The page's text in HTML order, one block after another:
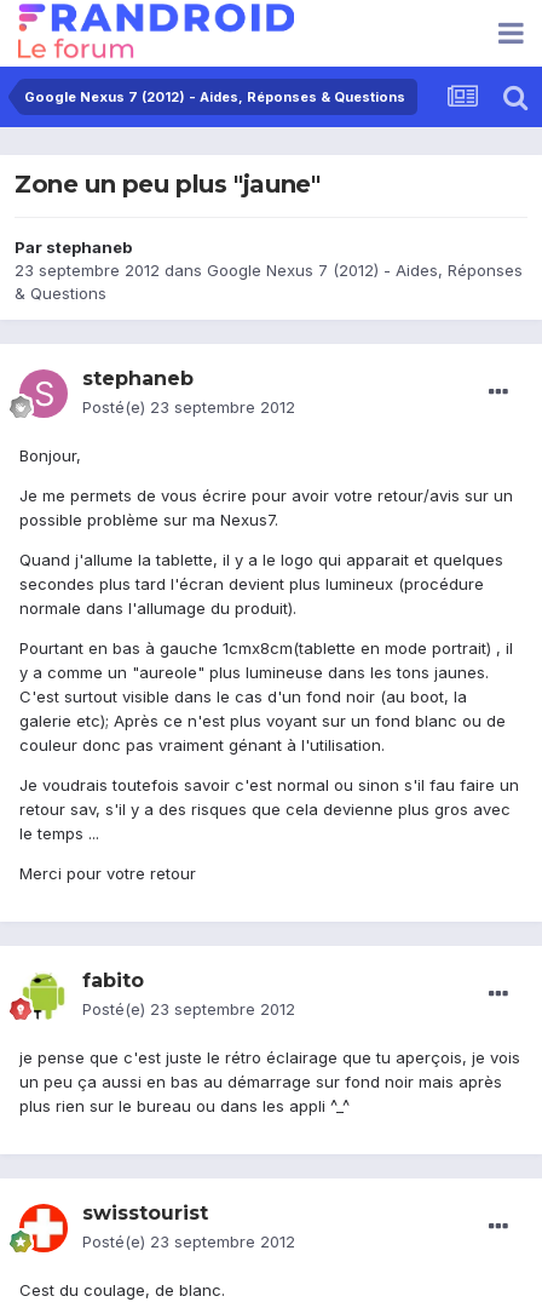
Google Nexus 7 (2012) - Aides, Réponses & Questions
Zone un peu plus "jaune"
Par stephaneb
23 septembre 2012 dans Google Nexus 7 (2012) - Aides, Réponses
& Questions
stephaneb
Posté(e) 23 septembre 2012
Bonjour,
Je me permets de vous écrire pour avoir votre retour/avis sur un
possible problème sur ma Nexus7.
Quand j'allume la tablette, il y a le logo qui apparait et quelques
secondes plus tard l'écran devient plus lumineux (procédure
normale dans l'allumage du produit).
Pourtant en bas à gauche 1cmx8cm(tablette en mode portrait) , il
y a comme un "aureole" plus lumineuse dans les tons jaunes.
C'est surtout visible dans le cas d'un fond noir (au boot, la
galerie etc); Après ce n'est plus voyant sur un fond blanc ou de
couleur donc pas vraiment génant à l'utilisation.
Je voudrais toutefois savoir c'est normal ou sinon s'il fau faire un
retour sav, s'il y a des risques que cela devienne plus gros avec
le temps ...
Merci pour votre retour
fabito
Posté(e) 23 septembre 2012
je pense que c'est juste le rétro éclairage que tu aperçois, je vois
un peu ça aussi en bas au démarrage sur fond noir mais après
plus rien sur le bureau ou dans les appli ^_^
swisstourist
Posté(e) 23 septembre 2012
Cest du coulage, de blanc.